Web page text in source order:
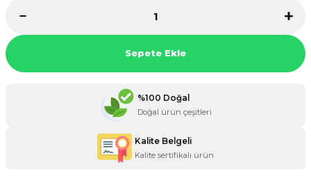
ÜRÜNLERİ
Sepete Ekle
%100 Doğal
Doğal ürün çeşitleri
Kalite Belgeli
Kalite sertifikalı ürün